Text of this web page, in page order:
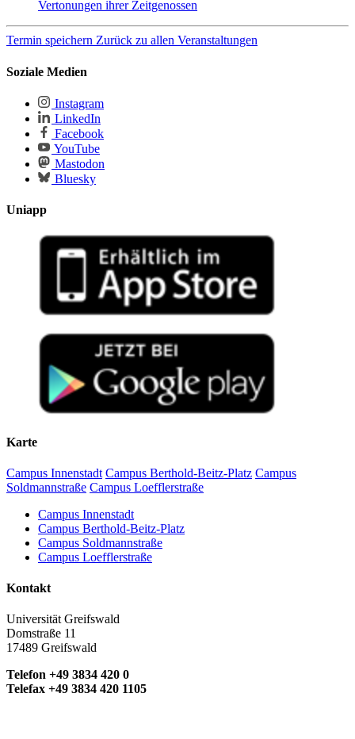
Vertonungen ihrer Zeitgenossen
Termin speichern Zurück zu allen Veranstaltungen
Soziale Medien
Instagram
LinkedIn
Facebook
YouTube
Mastodon
Bluesky
Uniapp
Karte
Campus Innenstadt Campus Berthold-Beitz-Platz Campus
Soldmannstraße Campus Loefflerstraße
Campus Innenstadt
Campus Berthold-Beitz-Platz
Campus Soldmannstraße
Campus Loefflerstraße
Kontakt
Universität Greifswald
Domstraße 11
17489 Greifswald
Telefon +49 3834 420 0
Telefax +49 3834 420 1105